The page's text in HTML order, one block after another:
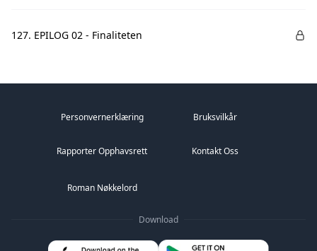
127. EPILOG 02 - Finaliteten
Personvernerklæring Bruksvilkår
Rapporter Opphavsrett Kontakt Oss
Roman Nøkkelord
Download